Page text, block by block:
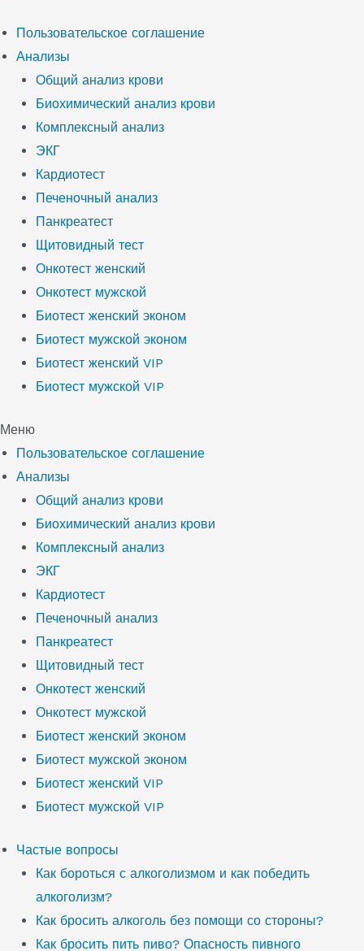
Пользовательское соглашение
Анализы
Общий анализ крови
Биохимический анализ крови
Комплексный анализ
ЭКГ
Кардиотест
Печеночный анализ
Панкреатест
Щитовидный тест
Онкотест женский
Онкотест мужской
Биотест женский эконом
Биотест мужской эконом
Биотест женский VIP
Биотест мужской VIP
Меню
Пользовательское соглашение
Анализы
Общий анализ крови
Биохимический анализ крови
Комплексный анализ
ЭКГ
Кардиотест
Печеночный анализ
Панкреатест
Щитовидный тест
Онкотест женский
Онкотест мужской
Биотест женский эконом
Биотест мужской эконом
Биотест женский VIP
Биотест мужской VIP
Частые вопросы
Как бороться с алкоголизмом и как победить
алкоголизм?
Как бросить алкоголь без помощи со стороны?
Как бросить пить пиво? Опасность пивного